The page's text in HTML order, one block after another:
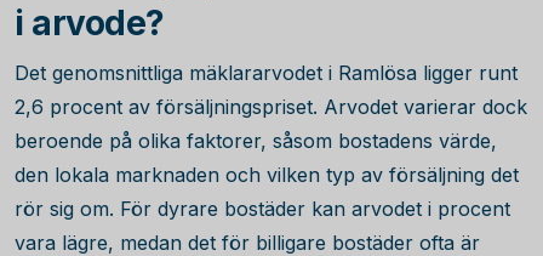
i arvode?
Det genomsnittliga mäklararvodet i Ramlösa ligger runt
2,6 procent av försäljningspriset. Arvodet varierar dock
beroende på olika faktorer, såsom bostadens värde,
den lokala marknaden och vilken typ av försäljning det
rör sig om. För dyrare bostäder kan arvodet i procent
vara lägre, medan det för billigare bostäder ofta är